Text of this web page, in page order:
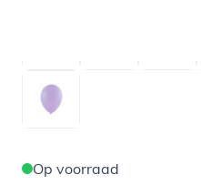
Op voorraad